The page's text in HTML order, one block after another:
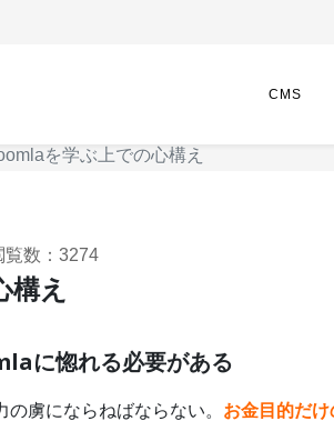
CMS
を学ぶ上での心構え
覧数：3274
え
に惚れる必要がある
虜にならねばならない。 お金目的だ